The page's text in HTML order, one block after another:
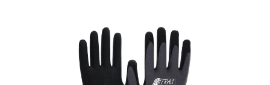
Bildergalerie überspringen